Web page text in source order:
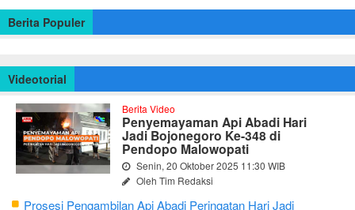
Berita Populer
Videotorial
Berita Video
Penyemayaman Api Abadi Hari
Jadi Bojonegoro Ke-348 di
Pendopo Malowopati
Senin, 20 Oktober 2025 11:30 WIB
Oleh Tim Redaksi
Prosesi Pengambilan Api Abadi Peringatan Hari Jadi